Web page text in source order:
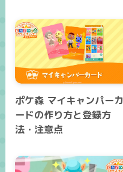
ポケ森 マイキャンパーカ
ードの作り方と登録方
法・注意点